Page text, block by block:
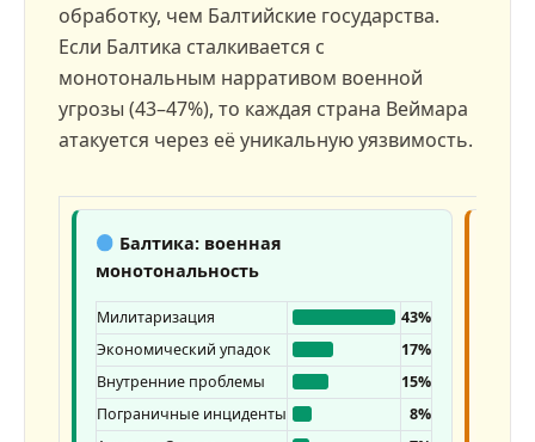
обработку, чем Балтийские государства.
Если Балтика сталкивается с
монотональным нарративом военной
угрозы (43–47%), то каждая страна Веймара
атакуется через её уникальную уязвимость.
Балтика: военная
монотональность
Милитаризация
43%
Экономический упадок
17%
Внутренние проблемы
15%
Пограничные инциденты
8%